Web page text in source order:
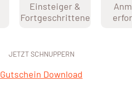
Einsteiger &
Fortgeschrittene
JETZT SCHNUPPERN
Gutschein Download